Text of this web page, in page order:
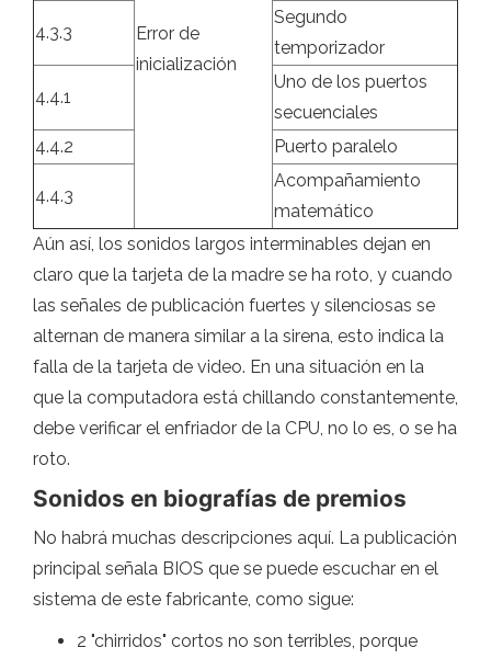
Error de
inicialización
4.3.3
Segundo
temporizador
4.4.1
Uno de los puertos
secuenciales
4.4.2
Puerto paralelo
4.4.3
Acompañamiento
matemático
Aún así, los sonidos largos interminables dejan en
claro que la tarjeta de la madre se ha roto, y cuando
las señales de publicación fuertes y silenciosas se
alternan de manera similar a la sirena, esto indica la
falla de la tarjeta de video. En una situación en la
que la computadora está chillando constantemente,
debe verificar el enfriador de la CPU, no lo es, o se ha
roto.
Sonidos en biografías de premios
No habrá muchas descripciones aquí. La publicación
principal señala BIOS que se puede escuchar en el
sistema de este fabricante, como sigue:
2 "chirridos" cortos no son terribles, porque